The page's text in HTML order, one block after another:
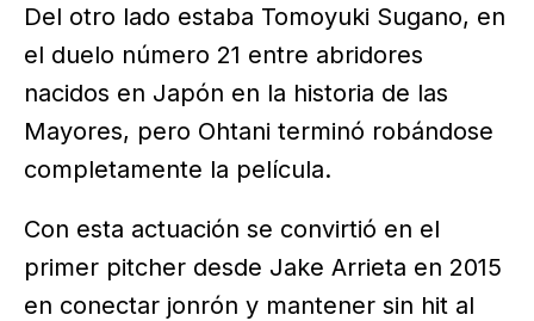
Del otro lado estaba Tomoyuki Sugano, en
el duelo número 21 entre abridores
nacidos en Japón en la historia de las
Mayores, pero Ohtani terminó robándose
completamente la película.
Con esta actuación se convirtió en el
primer pitcher desde Jake Arrieta en 2015
en conectar jonrón y mantener sin hit al